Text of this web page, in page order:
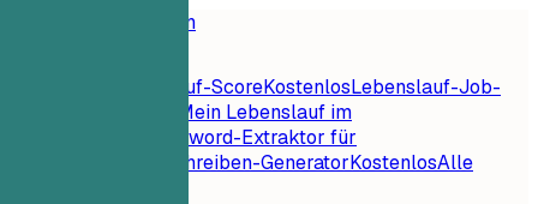
Funktionen
Sofortiger Lebenslauf-ScoreKostenlosLebenslauf-Job-
Mein Lebenslauf im
Keyword-Extraktor für
Anschreiben-GeneratorKostenlosAlle